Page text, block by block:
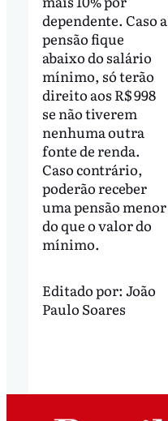
dependente. Caso a
pensão fique
abaixo do salário
mínimo, só terão
direito aos R$ 998
se não tiverem
nenhuma outra
fonte de renda.
Caso contrário,
poderão receber
uma pensão menor
do que o valor do
mínimo.
Editado por: João
Paulo Soares